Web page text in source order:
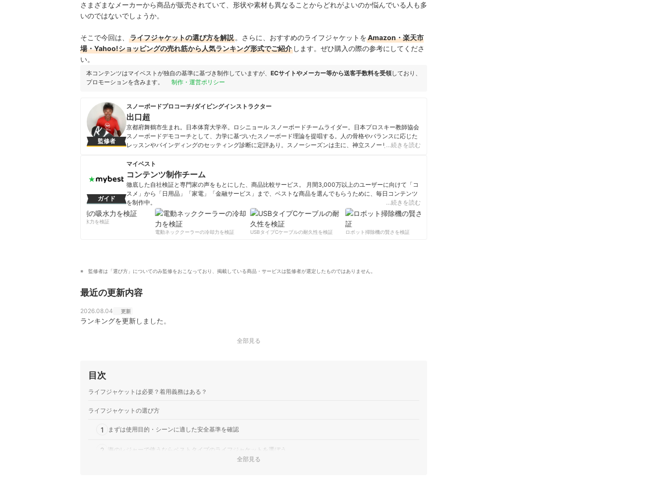
さまざまなメーカーから商品が販売されていて、形状や素材も異なることからどれがよいのか悩んでいる人も多
いのではないでしょうか。
そこで今回は、 ライフジャケットの選び方を解説 。さらに、おすすめのライフジャケットをAmazon・楽天市
場・Yahoo!ショッピングの売れ筋から人気ランキング形式でご紹介 します。ぜひ購入の際の参考にしてくださ
い。
本コンテンツはマイベストが独自の基準に基づき制作していますが、 ECサイトやメーカー等から送客手数料を受領しており、
プロモーションを含みます。
制作・運営ポリシー
監修者
スノーボードプロコーチ/ダイビングインストラクター
出口超
京都府舞鶴市生まれ。日本体育大学卒。ロシニョール スノーボードチームライダー。日本プロスキー教師協会
スノーボードデモコーチとして、力学に基づいたスノーボード理論を提唱する。人の骨格やバランスに応じた
レッスンやバインディングのセッティング診断に定評あり。スノーシーズンは主に、神立スノーリゾート（新
ドを務める。著書として『もっとカッコよく滑る！スノーボード』(メイツ出版)、『はじめてでも絶対うまく
なる！スノーボード』（主婦の友社）、e-book『もっと優雅にカッコ良く滑る！スノーボード』（Kindle）。
出口超のプロフィール
…続きを読む
ガイド
マイベスト
コンテンツ制作チーム
徹底した自社検証と専門家の声をもとにした、商品比較サービス。 月間3,000万以上のユーザーに向けて「コ
スメ」から「日用品」「家電」「金融サービス」まで、ベストな商品を選んでもらうために、毎日コンテンツ
を制作中。
コンテンツ制作チームのプロフィール
…続きを読む
柔軟剤の吸水力を検証
電動ネッククーラーの冷却力を検証
USBタイプCケーブルの耐久性を検証 ロボット掃除機の賢さを検証
監修者は「選び方」についてのみ監修をおこなっており、掲載している商品・サービスは監修者が選定したものではありません。
最近の更新内容
2026.08.04 更新
ランキングを更新しました。
全部見る
目次
ライフジャケットは必要？着用義務はある？
ライフジャケットの選び方
1 まずは使用目的・シーンに適した安全基準を確認
2 海のレジャーで使うならベストタイプのライフジャケットを選ぼう
全部見る